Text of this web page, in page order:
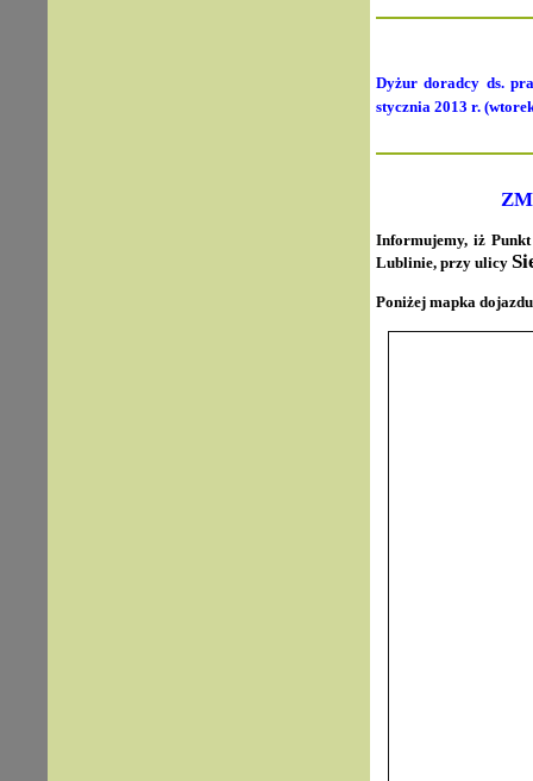
Dyżur doradcy ds.
stycznia 2013 r.
Informujemy, iż
Lublinie, przy ulicy
Poniżej mapka